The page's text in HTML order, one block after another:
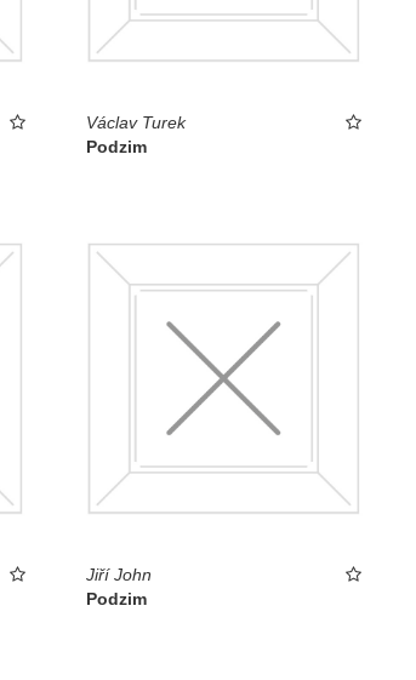
Václav Turek
Podzim
Jiří John
Podzim